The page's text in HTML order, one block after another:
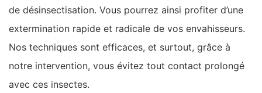
de désinsectisation. Vous pourrez ainsi profiter d’une
extermination rapide et radicale de vos envahisseurs.
Nos techniques sont efficaces, et surtout, grâce à
notre intervention, vous évitez tout contact prolongé
avec ces insectes.